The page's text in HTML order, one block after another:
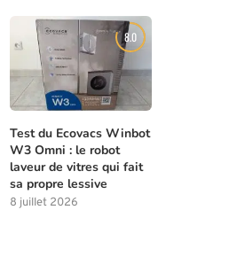
8.0
Test du Ecovacs Winbot
W3 Omni : le robot
laveur de vitres qui fait
sa propre lessive
8 juillet 2026